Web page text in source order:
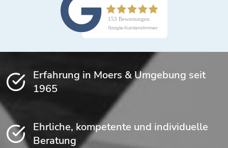
Erfahrung in Moers & Umgebung seit
1965
Ehrliche, kompetente und individuelle
Beratung